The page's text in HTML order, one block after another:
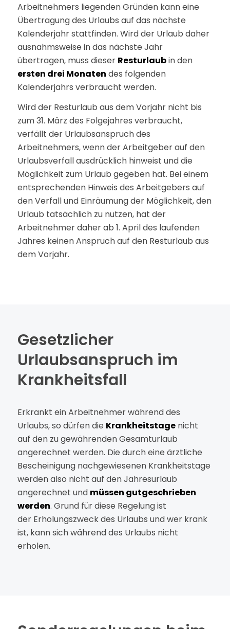
Arbeitnehmers liegenden Gründen kann eine
Übertragung des Urlaubs auf das nächste
Kalenderjahr stattfinden. Wird der Urlaub daher
ausnahmsweise in das nächste Jahr
übertragen, muss dieser Resturlaubin den
ersten drei Monaten des folgenden
Kalenderjahrs verbraucht werden.
Wird der Resturlaub aus dem Vorjahr nicht bis
zum 31. März des Folgejahres verbraucht,
verfällt der Urlaubsanspruch des
Arbeitnehmers, wenn der Arbeitgeber auf den
Urlaubsverfall ausdrücklich hinweist und die
Möglichkeit zum Urlaub gegeben hat. Bei einem
entsprechenden Hinweis des Arbeitgebers auf
den Verfall und Einräumung der Möglichkeit, den
Urlaub tatsächlich zu nutzen, hat der
Arbeitnehmer daher ab 1. April des laufenden
Jahres keinen Anspruch auf den Resturlaub aus
dem Vorjahr.
Gesetzlicher
Urlaubsanspruch im
Krankheitsfall
Erkrankt ein Arbeitnehmer während des
Urlaubs, so dürfen die Krankheitstagenicht
auf den zu gewährenden Gesamturlaub
angerechnet werden. Die durch eine ärztliche
Bescheinigung nachgewiesenen Krankheitstage
werden also nicht auf den Jahresurlaub
angerechnet und müssen gutgeschrieben
werden. Grund für diese Regelung ist
der Erholungszweck des Urlaubs und wer krank
ist, kann sich während des Urlaubs nicht
erholen.